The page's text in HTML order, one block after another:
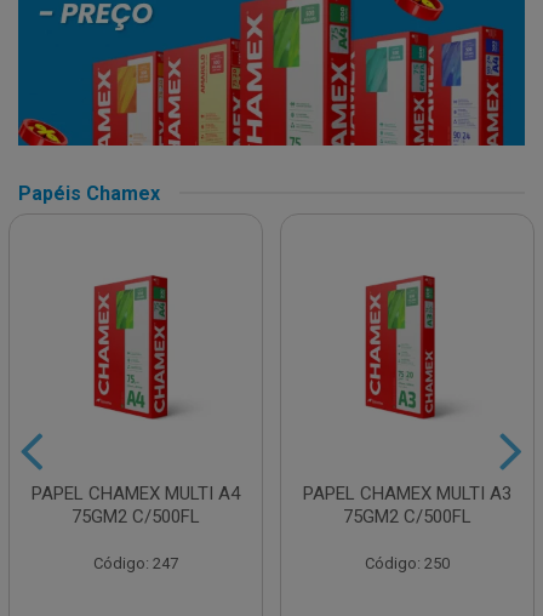
Papéis Chamex
PAPEL CHAMEX MULTI A4
75GM2 C/500FL
Código: 247
PAPEL CHAMEX MULTI A3
75GM2 C/500FL
Código: 250